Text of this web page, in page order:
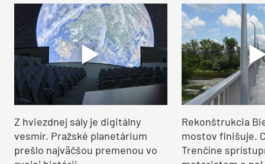
Z hviezdnej sály je digitálny
vesmír. Pražské planetárium
prešlo najväčšou premenou vo
Rekonštrukcia
mostov finišuje.
Trenčíne